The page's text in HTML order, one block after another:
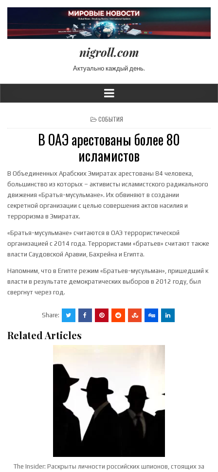
nigroll.com
Актуально каждый день.
POSTED IN
СОБЫТИЯ
В ОАЭ арестованы более 80
исламистов
В Объединенных Арабских Эмиратах арестованы 84 человека,
большинство из которых – активисты исламистского радикального
движения «Братья-мусульмане». Их обвиняют в создании
секретной организации с целью совершения актов насилия и
терроризма в Эмиратах.
«Братья-мусульмане» считаются в ОАЭ террористической
организацией с 2014 года. Террористами «братьев» считают также
власти Саудовской Аравии, Бахрейна и Египта.
Напомним, что в Египте режим «Братьев-мусульман», пришедший к
власти в результате демократических выборов в 2012 году, был
свергнут через год.
Share:
Related Articles
The Insider: Раскрыты личности российских шпионов, стоящих за